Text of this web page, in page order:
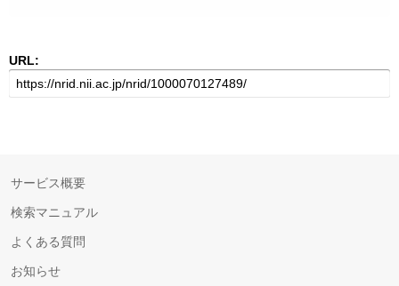
URL:
サービス概要
検索マニュアル
よくある質問
お知らせ